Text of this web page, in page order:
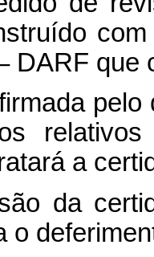
DARF que
a
da
o